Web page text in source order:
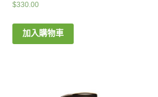
$330.00
加入購物車